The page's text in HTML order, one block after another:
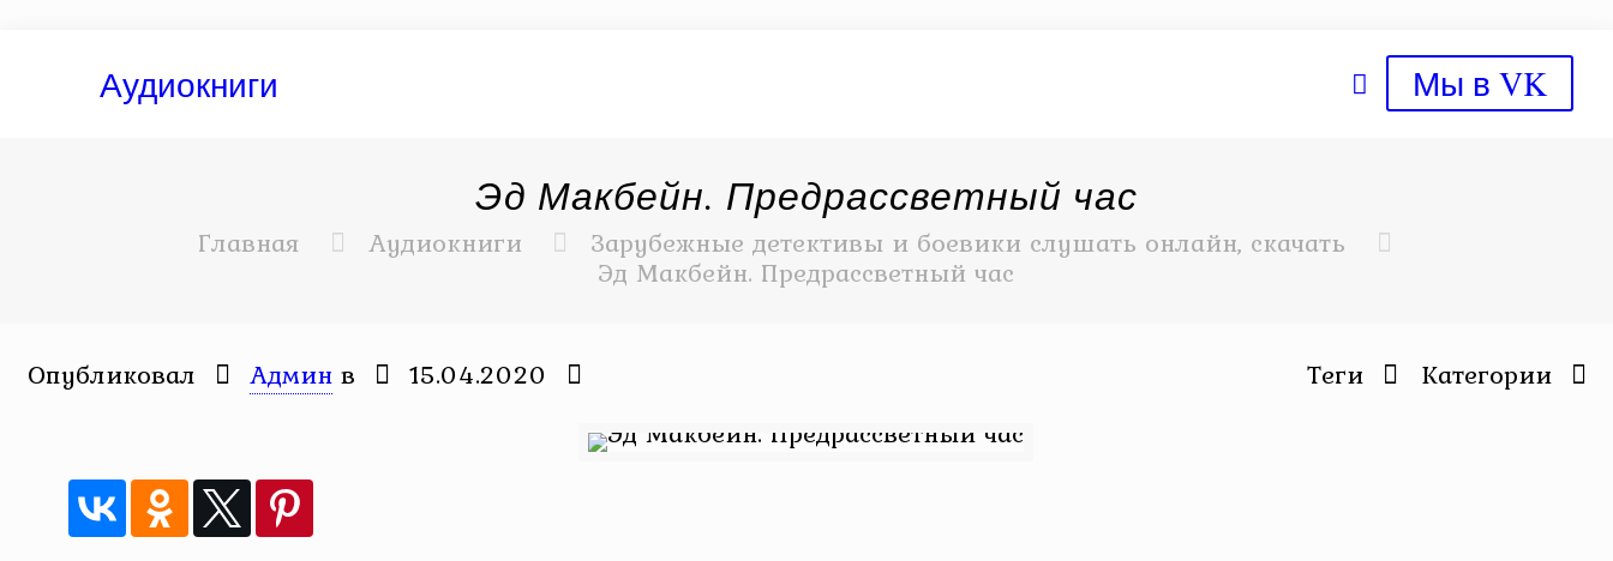
Аудиокниги Мы в VK
Эд Макбейн. Предрассветный час
Главная Аудиокниги Зарубежные детективы и боевики слушать онлайн, скачать
Эд Макбейн. Предрассветный час
Опубликовал Админ в 15.04.2020 Категории
Теги